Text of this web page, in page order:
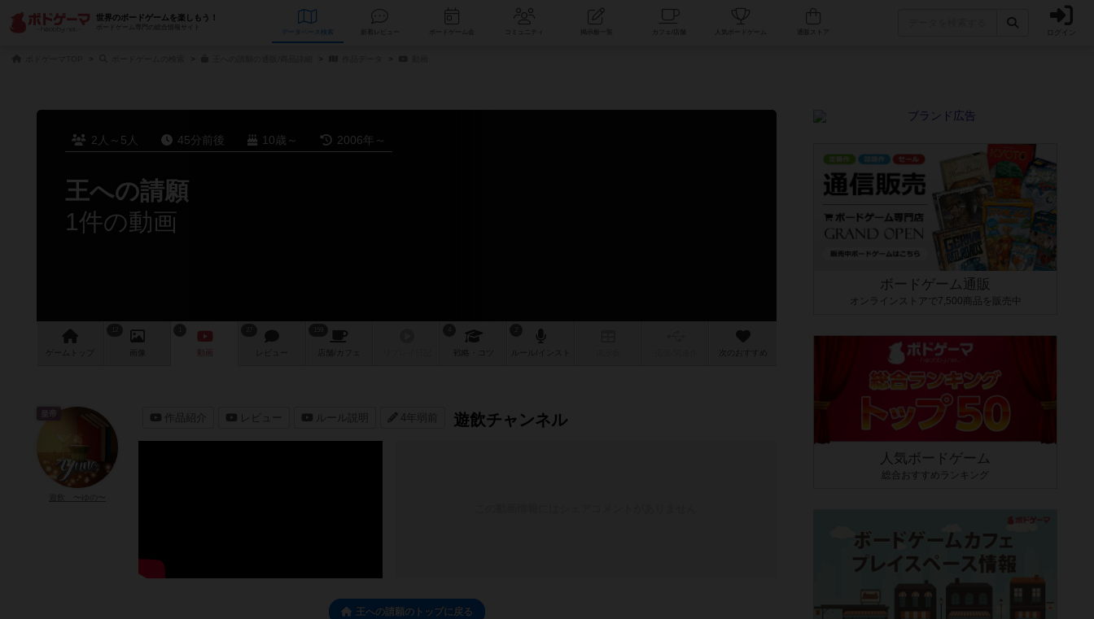
世界のボードゲームを楽しもう！
ボードゲーム専門の総合情報サイト
データベース コミュニティ 人気ボードゲーム ログイン
2人～5人 45分前後 10歳～ 2006年～
王への請願
1件の動画
ゲーム 画像 レビュー 店舗/ カフェ 戦略 次のおすすめ
作品紹介 レビュー ルール説明 4年弱前 遊飲チャンネル
皇帝
王への請願のトップに戻る
ボードゲーム通販
オンラインストアで7,500商品を販売中
人気ボードゲーム
総合おすすめランキング